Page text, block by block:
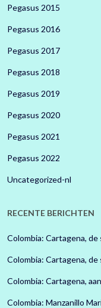
Pegasus 2015
Pegasus 2016
Pegasus 2017
Pegasus 2018
Pegasus 2019
Pegasus 2020
Pegasus 2021
Pegasus 2022
Uncategorized-nl
RECENTE BERICHTEN
Colombia: Cartagena, de
Colombia: Cartagena, de
Colombia: Cartagena,
Colombia: Manzanillo